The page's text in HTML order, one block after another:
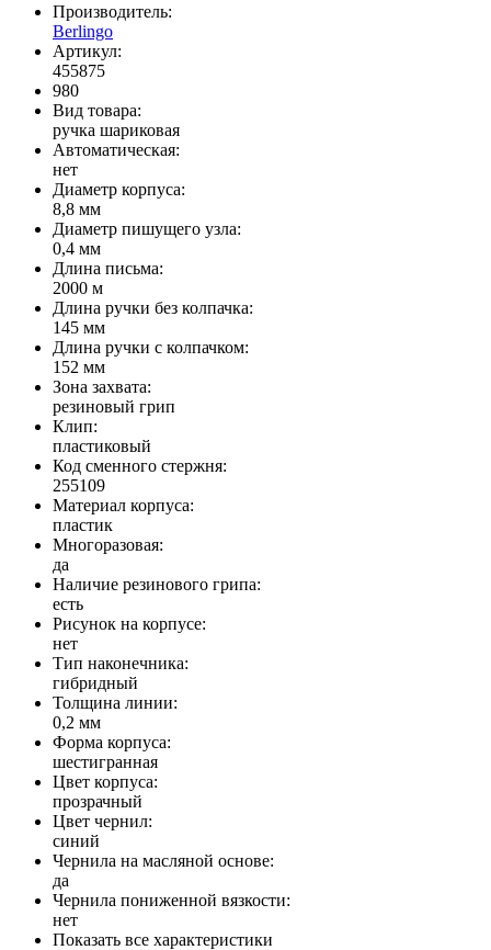
Производитель:
Berlingo
Артикул:
455875
980
Вид товара:
ручка шариковая
Автоматическая:
нет
Диаметр корпуса:
8,8 мм
Диаметр пишущего узла:
0,4 мм
Длина письма:
2000 м
Длина ручки без колпачка:
145 мм
Длина ручки с колпачком:
152 мм
Зона захвата:
резиновый грип
Клип:
пластиковый
Код сменного стержня:
255109
Материал корпуса:
пластик
Многоразовая:
да
Наличие резинового грипа:
есть
Рисунок на корпусе:
нет
Тип наконечника:
гибридный
Толщина линии:
0,2 мм
Форма корпуса:
шестигранная
Цвет корпуса:
прозрачный
Цвет чернил:
синий
Чернила на масляной основе:
да
Чернила пониженной вязкости:
нет
Показать все характеристики